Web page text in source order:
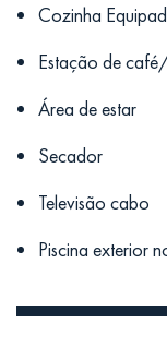
Cozinha
Estação de
Área de estar
Secador
Televisão cabo
Piscina exterior